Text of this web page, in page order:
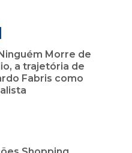
Morre de
a trajetória de
Fabris como